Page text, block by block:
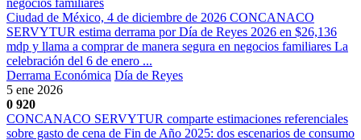
negocios familiares
Ciudad de México, 4 de diciembre de 2026 CONCANACO
SERVYTUR estima derrama por Día de Reyes 2026 en $26,136
mdp y llama a comprar de manera segura en negocios familiares La
celebración del 6 de enero ...
Derrama Económica Día de Reyes
5 ene 2026
0 920
CONCANACO SERVYTUR comparte estimaciones referenciales
sobre gasto de cena de Fin de Año 2025: dos escenarios de consumo